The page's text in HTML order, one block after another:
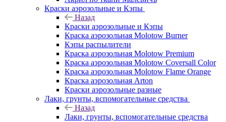
Краски аэрозольные и Кэпы
Назад
Краски аэрозольные и Кэпы
Краска аэрозольная Molotow Burner
Кэпы распылители
Краска аэрозольная Molotow Premium
Краска аэрозольная Molotow Coversall Color
Краска аэрозольная Molotow Flame Orange
Краска аэрозольная Arton
Краски аэрозольные разные
Лаки, грунты, вспомогательные средства
Назад
Лаки, грунты, вспомогательные средства